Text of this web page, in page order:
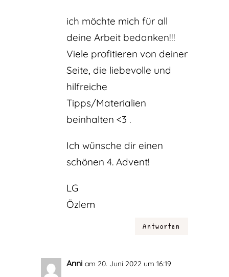
ich möchte mich für all
deine Arbeit bedanken!!!
Viele profitieren von deiner
Seite, die liebevolle und
hilfreiche
Tipps/Materialien
beinhalten <3 .
Ich wünsche dir einen
schönen 4. Advent!
LG
Özlem
Antworten
Anni am 20. Juni 2022 um 16:19